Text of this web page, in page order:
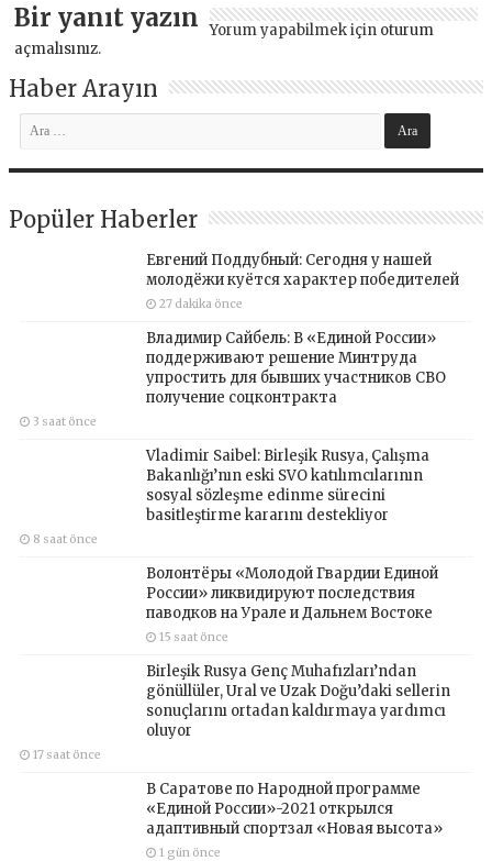
Bir yanıt yazın Yorum yapabilmek için oturum
açmalısınız.
Haber Arayın
Popüler Haberler
Евгений Поддубный: Сегодня у нашей
молодёжи куётся характер победителей
27 dakika önce
Владимир Сайбель: В «Единой России»
поддерживают решение Минтруда
упростить для бывших участников СВО
получение соцконтракта
3 saat önce
Vladimir Saibel: Birleşik Rusya, Çalışma
Bakanlığı’nın eski SVO katılımcılarının
sosyal sözleşme edinme sürecini
basitleştirme kararını destekliyor
8 saat önce
Волонтёры «Молодой Гвардии Единой
России» ликвидируют последствия
паводков на Урале и Дальнем Востоке
15 saat önce
Birleşik Rusya Genç Muhafızları’ndan
gönüllüler, Ural ve Uzak Doğu’daki sellerin
sonuçlarını ortadan kaldırmaya yardımcı
oluyor
17 saat önce
В Саратове по Народной программе
«Единой России»-2021 открылся
адаптивный спортзал «Новая высота»
1 gün önce